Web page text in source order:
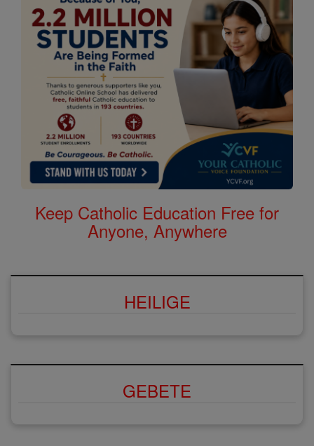
Keep Catholic Education Free for
Anyone, Anywhere
HEILIGE
GEBETE